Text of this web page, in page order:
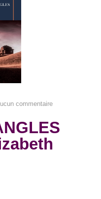
commentaire